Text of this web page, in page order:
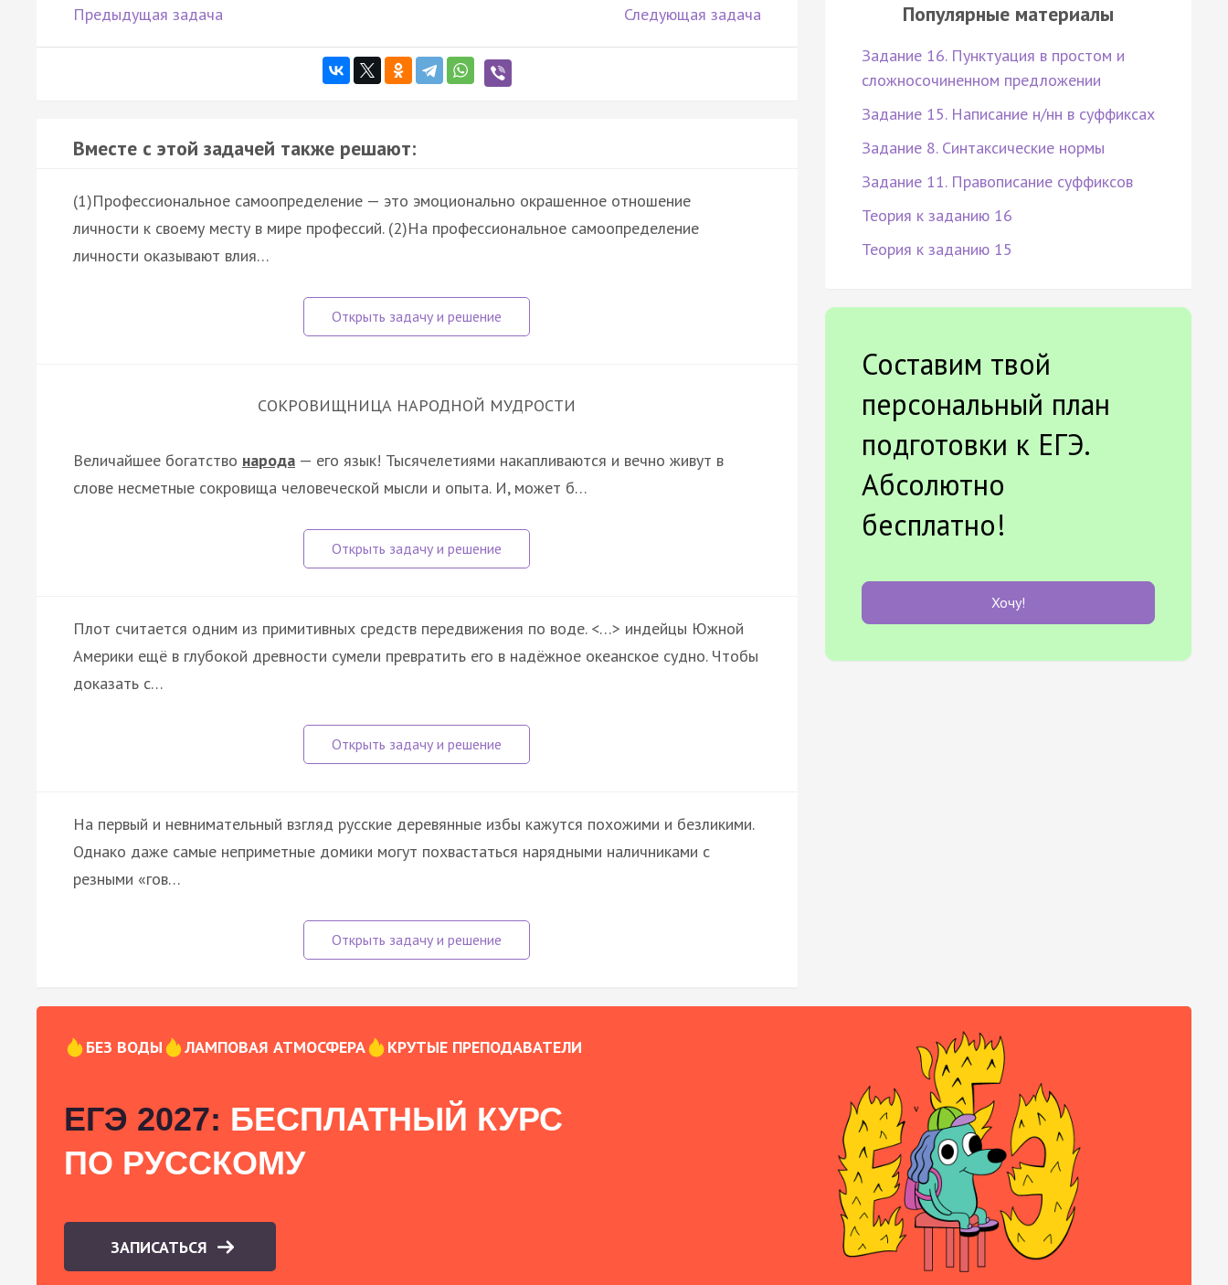
Предыдущая задача Следующая задача
Вместе с этой задачей также решают:
(1)Профессиональное самоопределение — это эмоционально окрашенное отношение
личности к своему месту в мире профессий. (2)На профессиональное самоопределение
личности оказывают влия…
СОКРОВИЩНИЦА НАРОДНОЙ МУДРОСТИ
Величайшее богатство народа — его язык! Тысячелетиями накапливаются и вечно живут в
слове несметные сокровища человеческой мысли и опыта. И, может б…
Плот считается одним из примитивных средств передвижения по воде. <…> индейцы Южной
Америки ещё в глубокой древности сумели превратить его в надёжное океанское судно. Чтобы
доказать с…
На первый и невнимательный взгляд русские деревянные избы кажутся похожими и безликими.
Однако даже самые неприметные домики могут похвастаться нарядными наличниками с
резными «гов…
Популярные материалы
Задание 16. Пунктуация в простом и
сложносочиненном предложении
Задание 15. Написание н/нн в суффиксах
Задание 8. Синтаксические нормы
Задание 11. Правописание суффиксов
Теория к заданию 16
Теория к заданию 15
Составим твой
персональный план
подготовки к ЕГЭ.
Абсолютно
бесплатно!
Хочу!
БЕЗ ВОДЫ ЛАМПОВАЯ АТМОСФЕРА КРУТЫЕ ПРЕПОДАВАТЕЛИ
ЕГЭ 2027: БЕСПЛАТНЫЙ КУРС
ПО РУССКОМУ
ЗАПИСАТЬСЯ